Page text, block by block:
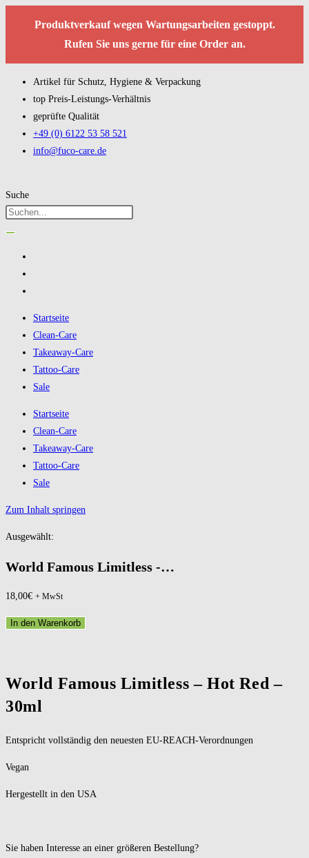
Produktverkauf wegen Wartungsarbeiten gestoppt.
Rufen Sie uns gerne für eine Order an.
Artikel für Schutz, Hygiene & Verpackung
top Preis-Leistungs-Verhältnis
geprüfte Qualität
+49 (0) 6122 53 58 521
info@fuco-care.de
Suche
Startseite
Clean-Care
Takeaway-Care
Tattoo-Care
Sale
Startseite
Clean-Care
Takeaway-Care
Tattoo-Care
Sale
Zum Inhalt springen
Ausgewählt:
World Famous Limitless -…
18,00€ + MwSt
In den Warenkorb
World Famous Limitless – Hot Red –
30ml
Entspricht vollständig den neuesten EU-REACH-Verordnungen
Vegan
Hergestellt in den USA
Sie haben Interesse an einer größeren Bestellung?